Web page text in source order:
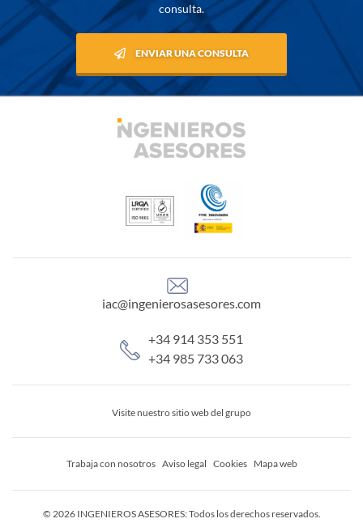
consulta.
ENVIAR UNA CONSULTA
iac@ingenierosasesores.com
+34 914 353 551
+34 985 733 063
Visite nuestro sitio web del grupo
© 2026 INGENIEROS ASESORES: Todos los derechos reservados.
Trabaja con nosotros Aviso legal Cookies Mapa web